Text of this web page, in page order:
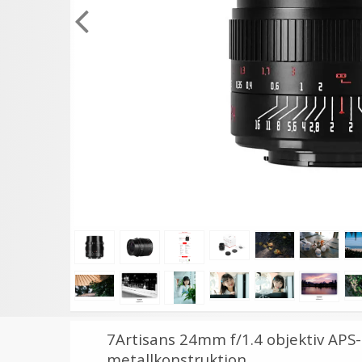
JJC Motljusskydd
motsvarar Canon EW-
119 kr
LÄGG I VARUKORG
7Artisans 24mm f/1.4 objektiv